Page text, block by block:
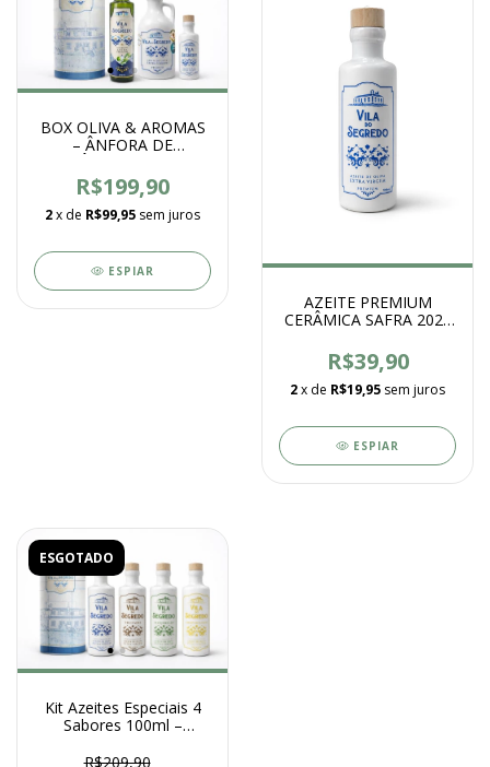
BOX OLIVA & AROMAS
– ÂNFORA DE
250ML + AZEITE
BLEND 250ML
R$199,90
2x de R$99,95 sem juros
ESPIAR
AZEITE PREMIUM
CERÂMICA SAFRA 2026
R$39,90
2x de R$19,95 sem juros
ESPIAR
ESGOTADO
Kit Azeites Especiais 4
Sabores 100ml –
R$209,90